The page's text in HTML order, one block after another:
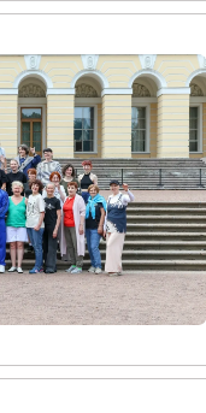
о проблеме